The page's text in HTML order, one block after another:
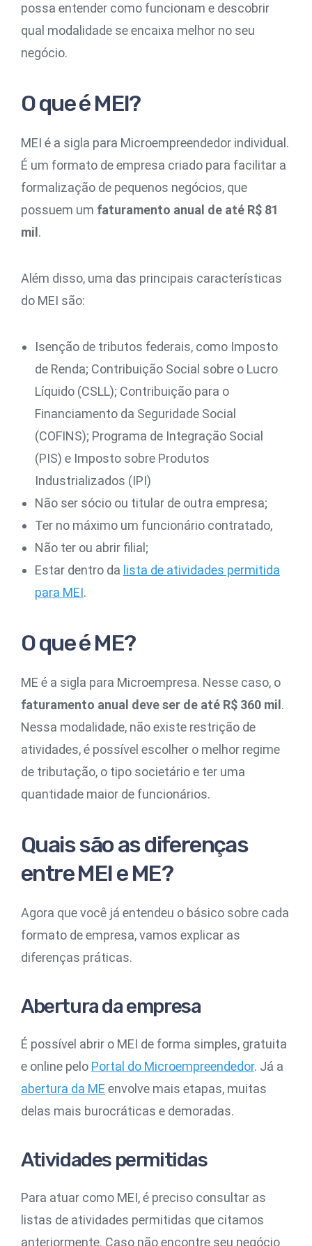
possa entender como funcionam e descobrir
qual modalidade se encaixa melhor no seu
negócio.
O que é MEI?
MEI é a sigla para Microempreendedor individual.
É um formato de empresa criado para facilitar a
formalização de pequenos negócios, que
possuem um faturamento anual de até R$ 81
mil .
Além disso, uma das principais características
do MEI são:
Isenção de tributos federais, como Imposto
de Renda; Contribuição Social sobre o Lucro
Líquido (CSLL); Contribuição para o
Financiamento da Seguridade Social
(COFINS); Programa de Integração Social
(PIS) e Imposto sobre Produtos
Industrializados (IPI)
Não ser sócio ou titular de outra empresa;
Ter no máximo um funcionário contratado,
Não ter ou abrir filial;
Estar dentro da lista de atividades permitida
para MEI.
O que é ME?
ME é a sigla para Microempresa. Nesse caso, o
faturamento anual deve ser de até R$ 360 mil .
Nessa modalidade, não existe restrição de
atividades, é possível escolher o melhor regime
de tributação, o tipo societário e ter uma
quantidade maior de funcionários.
Quais são as diferenças
entre MEI e ME?
Agora que você já entendeu o básico sobre cada
formato de empresa, vamos explicar as
diferenças práticas.
Abertura da empresa
É possível abrir o MEI de forma simples, gratuita
e online pelo Portal do Microempreendedor. Já a
abertura da ME envolve mais etapas, muitas
delas mais burocráticas e demoradas.
Atividades permitidas
Para atuar como MEI, é preciso consultar as
listas de atividades permitidas que citamos
anteriormente. Caso não encontre seu negócio